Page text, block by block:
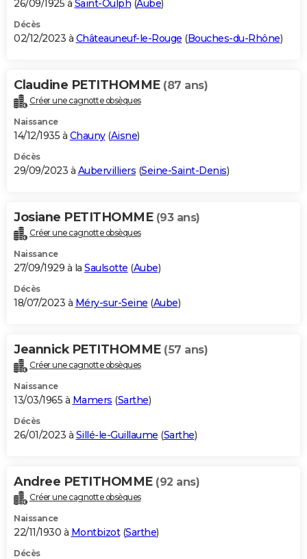
26/09/1925 à Saint-Oulph (Aube)
Décès
02/12/2023 à Châteauneuf-le-Rouge (Bouches-du-Rhône)
Claudine PETITHOMME (87 ans)
Créer une cagnotte obsèques
Naissance
14/12/1935 à Chauny(Aisne)
Décès
29/09/2023 à Aubervilliers (Seine-Saint-Denis)
Josiane PETITHOMME (93 ans)
Créer une cagnotte obsèques
Naissance
27/09/1929 à la Saulsotte (Aube)
Décès
18/07/2023 à Méry-sur-Seine (Aube)
Jeannick PETITHOMME (57 ans)
Créer une cagnotte obsèques
Naissance
13/03/1965 à Mamers (Sarthe)
Décès
26/01/2023 à Sillé-le-Guillaume (Sarthe)
Andree PETITHOMME (92 ans)
Créer une cagnotte obsèques
Naissance
22/11/1930 à Montbizot(Sarthe)
Décès